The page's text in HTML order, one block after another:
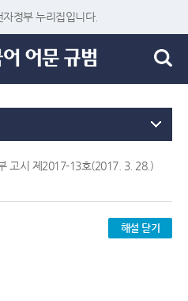
정부 누리집입니다.
고시 제2017-13호(2017. 3. 28.)
해설 닫기